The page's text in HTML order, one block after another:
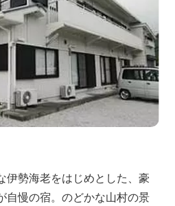
伊勢海老をはじめとした、豪
自慢の宿。のどかな山村の景